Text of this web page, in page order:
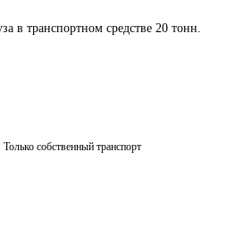
Только собственный транспорт